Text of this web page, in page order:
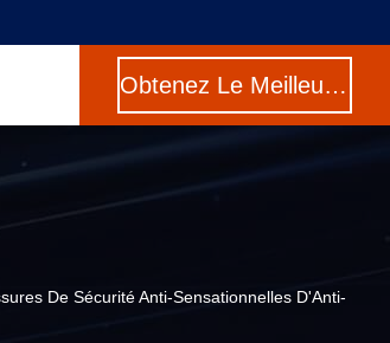
Obtenez Le Meilleur Prix
De Sécurité Anti-Sensationnelles D'Anti-